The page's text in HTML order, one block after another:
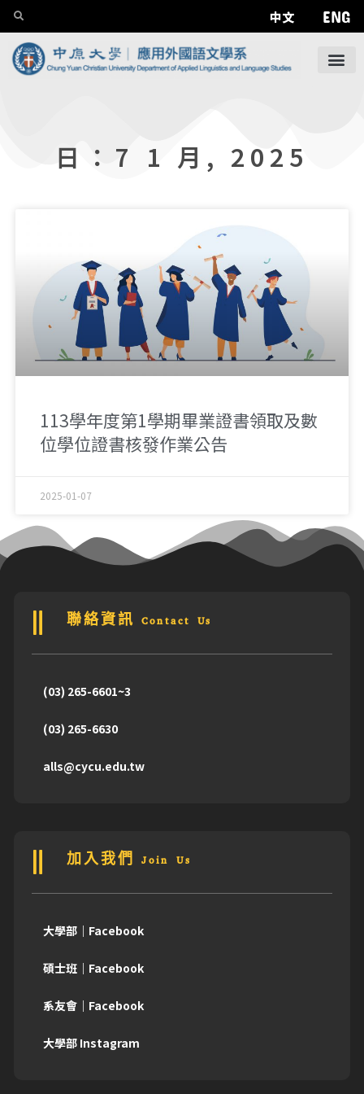
中文 ENG
日：7 1 月, 2025
113學年度第1學期畢業證書領取及數
位學位證書核發作業公告
2025-01-07
聯絡資訊 Contact Us
(03) 265-6601~3
(03) 265-6630
alls@cycu.edu.tw
加入我們 Join Us
大學部｜Facebook
碩士班｜Facebook
系友會｜Facebook
大學部 Instagram